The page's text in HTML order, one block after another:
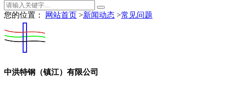
您的位置： 网站首页 >新闻动态 >常见问题
中洪特钢（镇江）有限公司